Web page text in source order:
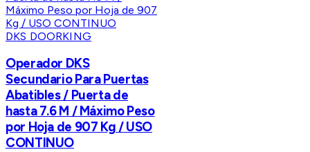
DKS DOORKING
Operador DKS
Secundario Para Puertas
Abatibles / Puerta de
hasta 7.6 M / Máximo Peso
por Hoja de 907 Kg / USO
CONTINUO